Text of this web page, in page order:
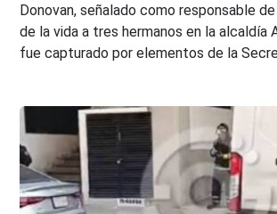
Donovan, señalado como responsable
de la vida a tres hermanos en la alcaldía
fue capturado por elementos de la